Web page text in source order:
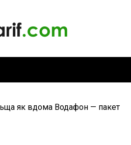
як вдома Водафон — пакет